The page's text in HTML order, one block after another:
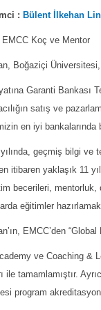
: Bülent İlkehan
EMCC Koç ve Mentor
Boğaziçi
Garanti Bankası
satış ve
en iyi bankalarında
geçmiş bilgi ve
itibaren yaklaşık 11
becerileri,
eğitimler
EMCC’den
ve Coaching &
ile tamamlamıştır.
program